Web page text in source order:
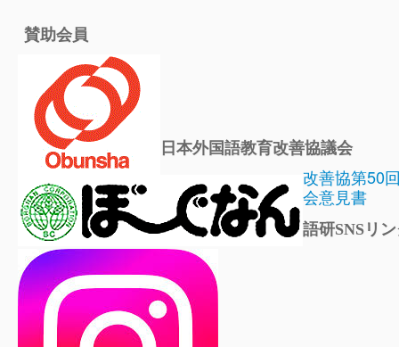
賛助会員
日本外国語教育改善協議会
改善協第50
会意見書
語研SNSリ